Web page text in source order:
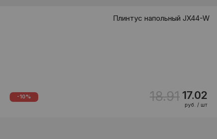
Плинтус напольный JX44-W
-10% 18.91 17.02
руб. / шт